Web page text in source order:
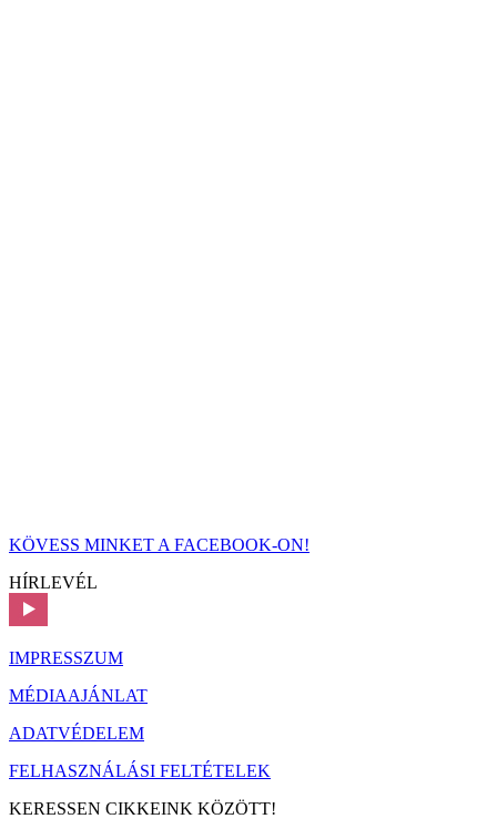
KÖVESS MINKET A FACEBOOK-ON!
HÍRLEVÉL
IMPRESSZUM
MÉDIAAJÁNLAT
ADATVÉDELEM
FELHASZNÁLÁSI FELTÉTELEK
KERESSEN CIKKEINK KÖZÖTT!